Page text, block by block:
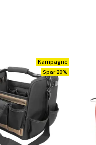
Kampagne
Spar 20%